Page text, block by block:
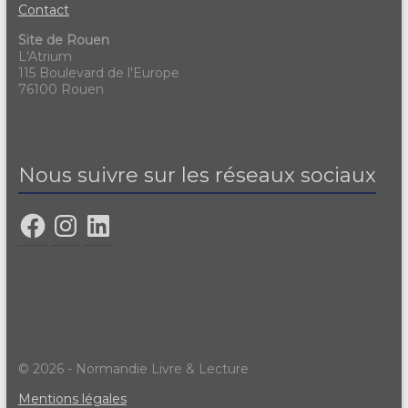
Contact
Site de Rouen
L'Atrium
115 Boulevard de l'Europe
76100 Rouen
Nous suivre sur les réseaux sociaux
© 2026 - Normandie Livre & Lecture
Mentions légales